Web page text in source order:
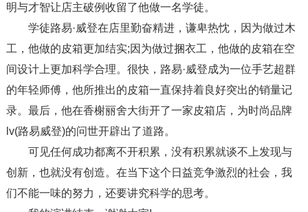
明与才智让店主破例收留了他做一名学徒。
学徒路易·威登在店里勤奋精进，谦卑热忱，因为做过木
工，他做的皮箱更加结实;因为做过捆衣工，他做的皮箱在空
间设计上更加科学合理。很快，路易·威登成为一位手艺超群
的年轻师傅，他所推出的皮箱一直保持着良好突出的销量记
录。最后，他在香榭丽舍大街开了一家皮箱店，为时尚品牌
lv(路易威登)的问世开辟出了道路。
可见任何成功都离不开积累，没有积累就谈不上发现与
创新，也就没有创造。在当下这个日益竞争激烈的社会，我
们不能一味的努力，还要讲究科学的思考。